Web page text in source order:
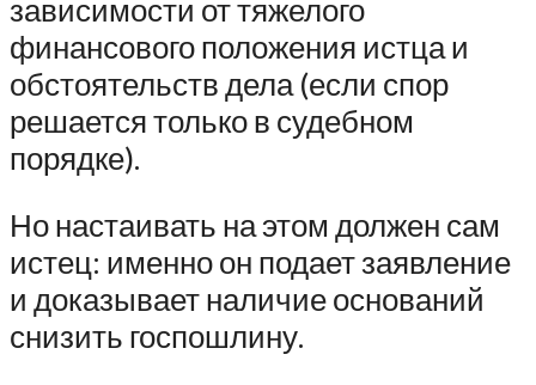
зависимости от тяжелого
финансового положения истца и
обстоятельств дела (если спор
решается только в судебном
порядке).
Но настаивать на этом должен сам
истец: именно он подает заявление
и доказывает наличие оснований
снизить госпошлину.